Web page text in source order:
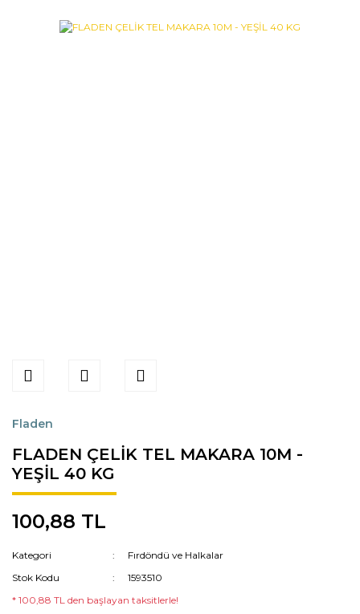
Fladen
FLADEN ÇELİK TEL MAKARA 10M -
YEŞİL 40 KG
100,88 TL
Kategori
Fırdöndü ve Halkalar
Stok Kodu
1593510
* 100,88 TL den başlayan taksitlerle!